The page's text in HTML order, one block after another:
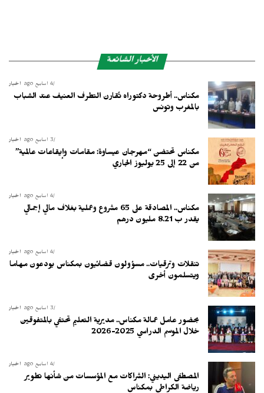
الأخبار الشائعة
أخبار 4 أسابيع ago
مكناس.. أطروحة دكتوراه تُقارن التطرف العنيف عند الشباب
بالمغرب وتونس
أخبار 3 أسابيع ago
مكناس تحتضن “مهرجان عيساوة: مقامات وإيقاعات عالمية”
من 22 إلى 25 يوليوز الجاري
أخبار 4 أسابيع ago
مكناس.. المصادقة على 65 مشروع وعملية بغلاف مالي إجمالي
يقدر ب 8.21 مليون درهم
أخبار 4 أسابيع ago
تنقلات وترقيات.. مسؤولون قضائيون بمكناس يودعون مهاما
ويتسلمون أخرى
أخبار 3 أسابيع ago
بحضور عامل عمالة مكناس.. مديرية التعليم تحتفي بالمتفوقين
خلال الموسم الدراسي 2025-2026
أخبار 4 أسابيع ago
المصطفى اليديني: الشراكات مع المؤسسات من شأنها تطوير
رياضة الكراطي بمكناس